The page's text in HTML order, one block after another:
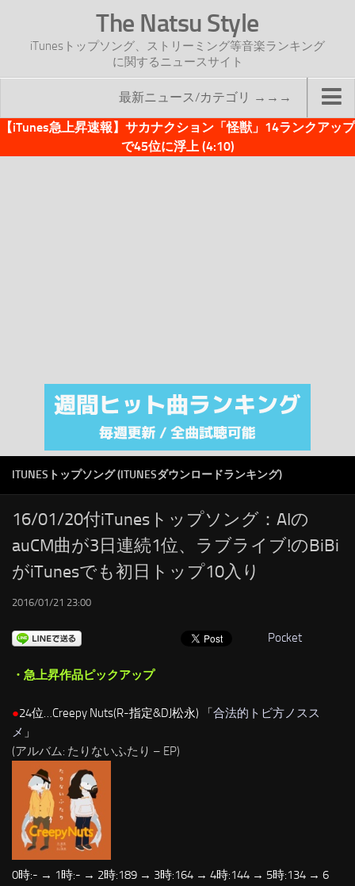
The Natsu Style
iTunesトップソング、ストリーミング等音楽ランキング
に関するニュースサイト
最新ニュース/カテゴリ →→→
TOP
注目カテゴリ
オリジナルiTunes週間トップソング
RSS
LINKS
【iTunes急上昇速報】サカナクション「怪獣」14ランクアップ
で45位に浮上 (4:10)
ITUNESトップソング (ITUNESダウンロードランキング)
16/01/20付iTunesトップソング：AIの
auCM曲が3日連続1位、ラブライブ!のBiBi
がiTunesでも初日トップ10入り
2016/01/21 23:00
Pocket
・急上昇作品ピックアップ
●24位…Creepy Nuts(R-指定&DJ松永) 「合法的トビ方ノスス
メ 」
(アルバム: たりないふたり – EP)
0時:- → 1時:- → 2時:189 → 3時:164 → 4時:144 → 5時:134 → 6